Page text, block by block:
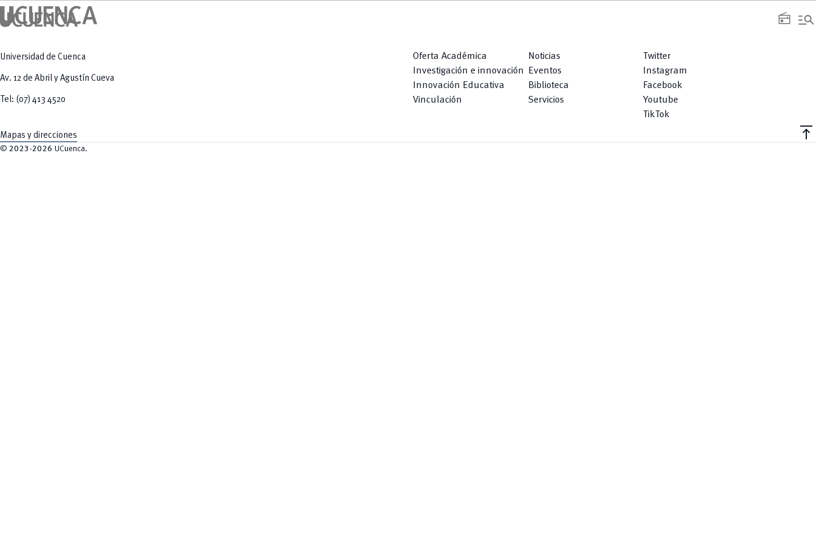
radio manage_search
Universidad de Cuenca
Av. 12 de Abril y Agustín Cueva
Tel: (07) 413 4520
Mapas y direcciones
Oferta Académica
Investigación e innovación
Innovación Educativa
Vinculación
Noticias
Eventos
Biblioteca
Servicios
Twitter
Instagram
Facebook
Youtube
TikTok
vertical_align_top
© 2023-2026 UCuenca.